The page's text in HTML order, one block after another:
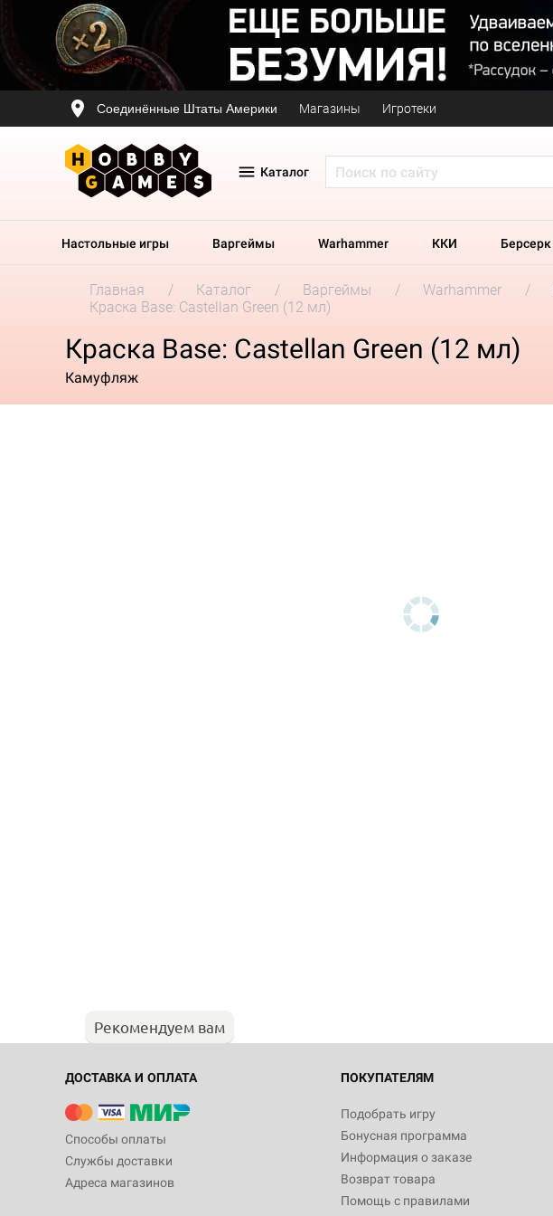
Соединённые Штаты Америки Магазины Игротеки
Каталог
Настольные игры Варгеймы Warhammer ККИ Берсерк
Главная Каталог Варгеймы Warhammer
Краска Base: Castellan Green (12 мл)
Краска Base: Castellan Green (12 мл)
Камуфляж
Рекомендуем вам
ДОСТАВКА И ОПЛАТА
Способы оплаты
Службы доставки
Адреса магазинов
ПОКУПАТЕЛЯМ
Подобрать игру
Бонусная программа
Информация о заказе
Возврат товара
Помощь с правилами